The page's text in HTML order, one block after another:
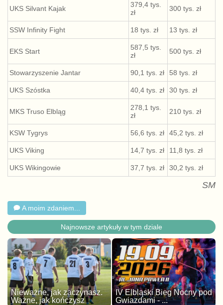
UKS Silvant Kajak
379,4 tys.
zł
300 tys. zł
SSW Infinity Fight 18 tys. zł 13 tys. zł
EKS Start
587,5 tys.
zł
500 tys. zł
Stowarzyszenie Jantar 90,1 tys. zł 58 tys. zł
UKS Szóstka 40,4 tys. zł 30 tys. zł
MKS Truso Elbląg
278,1 tys.
zł
210 tys. zł
KSW Tygrys 56,6 tys. zł 45,2 tys. zł
UKS Viking 14,7 tys. zł 11,8 tys. zł
UKS Wikingowie 37,7 tys. zł 30,2 tys. zł
SM
A moim zdaniem...
Najnowsze artykuły w tym dziale
Nieważne, jak zaczynasz.
Ważne, jak kończysz
IV Elbląski Bieg Nocny pod
Gwiazdami - ...